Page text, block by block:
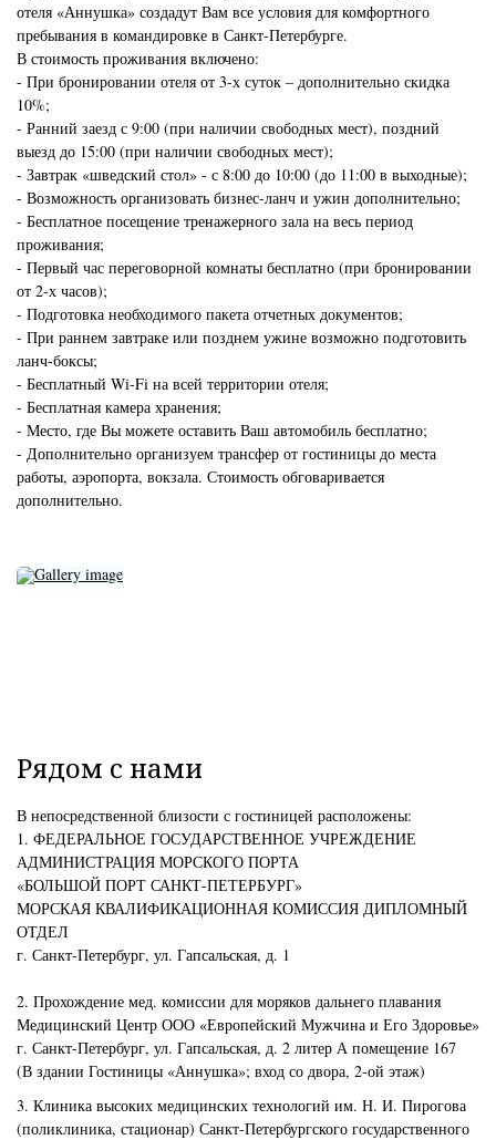
отеля «Аннушка» создадут Вам все условия для комфортного
пребывания в командировке в Санкт-Петербурге.
В стоимость проживания включено:
- При бронировании отеля от 3-х суток – дополнительно скидка
10%;
- Ранний заезд с 9:00 (при наличии свободных мест), поздний
выезд до 15:00 (при наличии свободных мест);
- Завтрак «шведский стол» - с 8:00 до 10:00 (до 11:00 в выходные);
- Возможность организовать бизнес-ланч и ужин дополнительно;
- Бесплатное посещение тренажерного зала на весь период
проживания;
- Первый час переговорной комнаты бесплатно (при бронировании
от 2-х часов);
- Подготовка необходимого пакета отчетных документов;
- При раннем завтраке или позднем ужине возможно подготовить
ланч-боксы;
- Бесплатный Wi-Fi на всей территории отеля;
- Бесплатная камера хранения;
- Место, где Вы можете оставить Ваш автомобиль бесплатно;
- Дополнительно организуем трансфер от гостиницы до места
работы, аэропорта, вокзала. Стоимость обговаривается
дополнительно.
Рядом с нами
В непосредственной близости с гостиницей расположены:
1. ФЕДЕРАЛЬНОЕ ГОСУДАРСТВЕННОЕ УЧРЕЖДЕНИЕ
АДМИНИСТРАЦИЯ МОРСКОГО ПОРТА
«БОЛЬШОЙ ПОРТ САНКТ-ПЕТЕРБУРГ»
МОРСКАЯ КВАЛИФИКАЦИОННАЯ КОМИССИЯ ДИПЛОМНЫЙ
ОТДЕЛ
г. Санкт-Петербург, ул. Гапсальская, д. 1
2. Прохождение мед. комиссии для моряков дальнего плавания
Медицинский Центр ООО «Европейский Мужчина и Его Здоровье»
г. Санкт-Петербург, ул. Гапсальская, д. 2 литер А помещение 167
(В здании Гостиницы «Аннушка»; вход со двора, 2-ой этаж)
3. Клиника высоких медицинских технологий им. Н. И. Пирогова
(поликлиника, стационар) Санкт-Петербургского государственного